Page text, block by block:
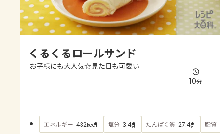
レシピ
よくあるお問い合わせ
AJINOMOTO PARK とは
くるくるロールサンド
お子様にも大人気☆見た目も可愛い
10分
エネルギー 432kcal 塩分 3.4g たんぱく質 27.4g 脂質